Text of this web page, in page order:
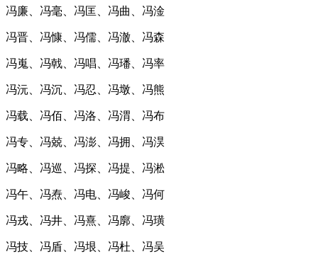
冯廉、冯毫、冯匡、冯曲、冯淦
冯晋、冯慷、冯儒、冯澈、冯森
冯嵬、冯戟、冯唱、冯璠、冯率
冯沅、冯沉、冯忍、冯墩、冯熊
冯载、冯佰、冯洛、冯渭、冯布
冯专、冯兢、冯澎、冯拥、冯淏
冯略、冯巡、冯探、冯提、冯淞
冯午、冯焘、冯电、冯峻、冯何
冯戎、冯井、冯熹、冯廓、冯璜
冯技、冯盾、冯垠、冯杜、冯吴